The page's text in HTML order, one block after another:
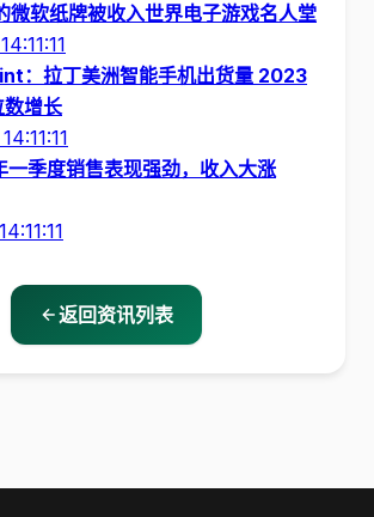
微软纸牌被收入世界电子游戏名人堂
：拉丁美洲智能手机出货量 2023
增长
一季度销售表现强劲，收入大涨
返回资讯列表